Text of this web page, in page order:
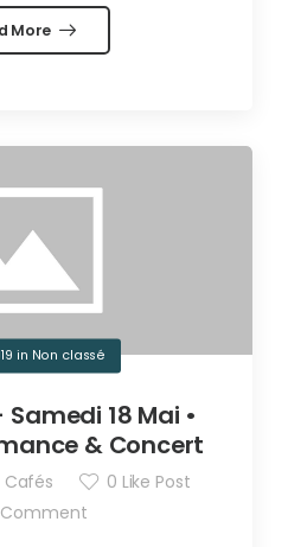
More
in Non classé
18 Mai •
& Concert
0 Like Post
Comment